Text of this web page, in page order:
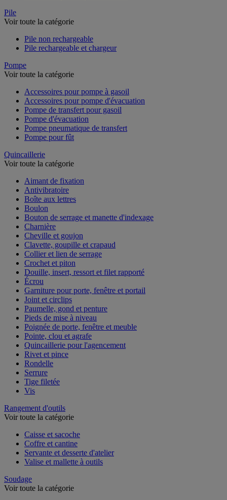
Pile
Voir toute la catégorie
Pile non rechargeable
Pile rechargeable et chargeur
Pompe
Voir toute la catégorie
Accessoires pour pompe à gasoil
Accessoires pour pompe d'évacuation
Pompe de transfert pour gasoil
Pompe d'évacuation
Pompe pneumatique de transfert
Pompe pour fût
Quincaillerie
Voir toute la catégorie
Aimant de fixation
Antivibratoire
Boîte aux lettres
Boulon
Bouton de serrage et manette d'indexage
Charnière
Cheville et goujon
Clavette, goupille et crapaud
Collier et lien de serrage
Crochet et piton
Douille, insert, ressort et filet rapporté
Écrou
Garniture pour porte, fenêtre et portail
Joint et circlips
Paumelle, gond et penture
Pieds de mise à niveau
Poignée de porte, fenêtre et meuble
Pointe, clou et agrafe
Quincaillerie pour l'agencement
Rivet et pince
Rondelle
Serrure
Tige filetée
Vis
Rangement d'outils
Voir toute la catégorie
Caisse et sacoche
Coffre et cantine
Servante et desserte d'atelier
Valise et mallette à outils
Soudage
Voir toute la catégorie